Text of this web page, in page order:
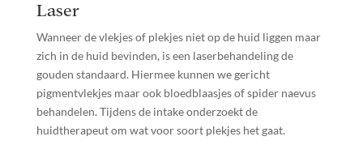
Laser
Wanneer de vlekjes of plekjes niet op de huid liggen maar
zich in de huid bevinden, is een laserbehandeling de
gouden standaard. Hiermee kunnen we gericht
pigmentvlekjes maar ook bloedblaasjes of spider naevus
behandelen. Tijdens de intake onderzoekt de
huidtherapeut om wat voor soort plekjes het gaat.